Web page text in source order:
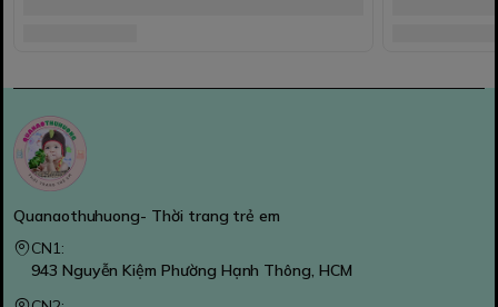
Quanaothuhuong- Thời trang trẻ em
CN1:
943 Nguyễn Kiệm Phường Hạnh Thông, HCM